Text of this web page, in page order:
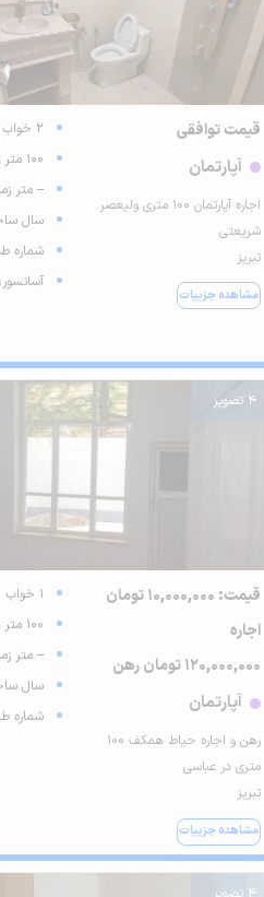
قیمت توافقی
آپارتمان
اجاره آپارتمان ۱۰۰ متری ولیعصر.
شریعتی
تبریز
مشاهده جزییات
2 خواب
100 متر زیربنا
-- متر
سال ساخت
شماره
4 تصویر
قیمت: 10,000,000 تومان
اجاره
120,000,000 تومان رهن
آپارتمان
رهن و اجاره حیاط همکف ۱۰۰
متری در عباسی
تبریز
مشاهده جزییات
1 خواب
100 متر زیربنا
-- متر
سال
شماره